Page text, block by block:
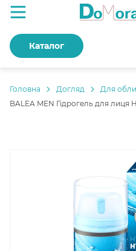
Каталог
Головнa Догляд
Для
BALEA MEN Гідрогель для лиця